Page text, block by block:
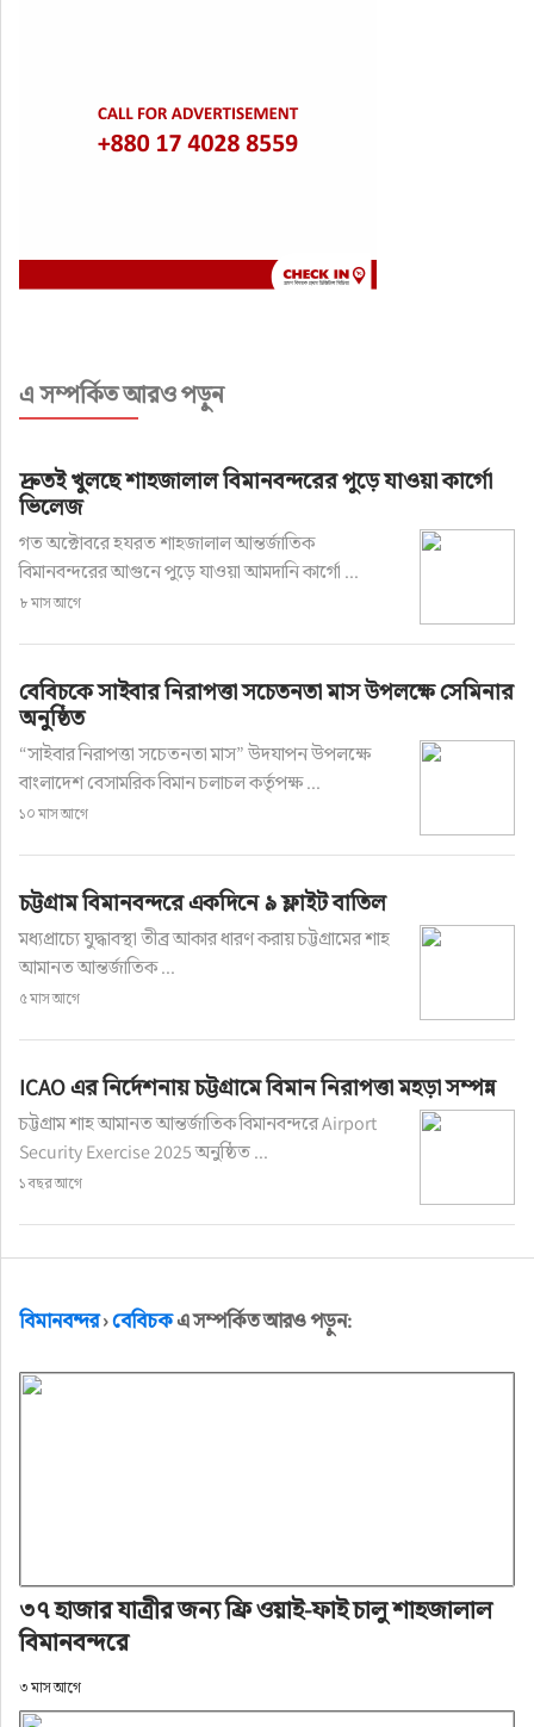
এ সম্পর্কিত আরও পড়ুন
দ্রুতই খুলছে শাহজালাল বিমানবন্দরের পুড়ে যাওয়া কার্গো
ভিলেজ
গত অক্টোবরে হযরত শাহজালাল আন্তর্জাতিক
বিমানবন্দরের আগুনে পুড়ে যাওয়া আমদানি কার্গো ...
৮ মাস আগে
বেবিচকে সাইবার নিরাপত্তা সচেতনতা মাস উপলক্ষে সেমিনার
অনুষ্ঠিত
“সাইবার নিরাপত্তা সচেতনতা মাস” উদযাপন উপলক্ষে
বাংলাদেশ বেসামরিক বিমান চলাচল কর্তৃপক্ষ ...
১০ মাস আগে
চট্টগ্রাম বিমানবন্দরে একদিনে ৯ ফ্লাইট বাতিল
মধ্যপ্রাচ্যে যুদ্ধাবস্থা তীব্র আকার ধারণ করায় চট্টগ্রামের শাহ
আমানত আন্তর্জাতিক ...
৫ মাস আগে
ICAO এর নির্দেশনায় চট্টগ্রামে বিমান নিরাপত্তা মহড়া সম্পন্ন
চট্টগ্রাম শাহ আমানত আন্তর্জাতিক বিমানবন্দরে Airport
Security Exercise 2025 অনুষ্ঠিত ...
১ বছর আগে
বিমানবন্দর›বেবিচকএ সম্পর্কিত আরও পড়ুন:
৩৭ হাজার যাত্রীর জন্য ফ্রি ওয়াই-ফাই চালু শাহজালাল
বিমানবন্দরে
৩ মাস আগে